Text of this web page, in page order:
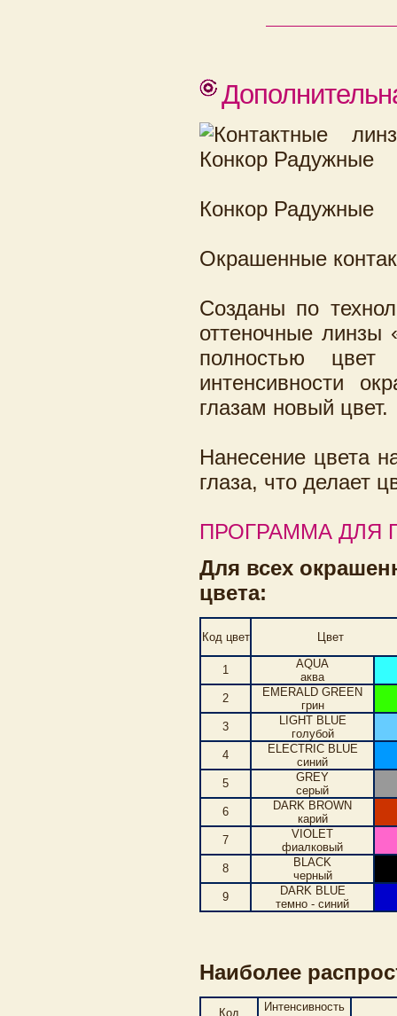
Конкор Радужные
Окрашенные
Созданы по
оттеночные линзы
полностью
интенсивности
глазам новый цвет.
Нанесение цвета
глаза, что делает
ПРОГРАММА ДЛЯ
Для всех
цвета:
Код цвет Цвет
1
AQUA
аква
2
EMERALD GREEN
грин
3
LIGHT BLUE
голубой
4
ELECTRIC BLUE
синий
5
GREY
серый
6
DARK BROWN
карий
7
VIOLET
фиалковый
8
BLACK
черный
9
DARK BLUE
темно - синий
Наиболее
Код
Интенсивность